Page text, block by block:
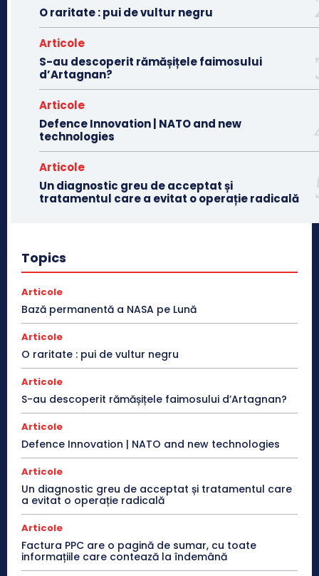
O raritate : pui de vultur negru
Articole
S-au descoperit rămășițele faimosului
d’Artagnan?
Articole
Defence Innovation | NATO and new
technologies
Articole
Un diagnostic greu de acceptat și
tratamentul care a evitat o operație radicală
Topics
Articole
Bază permanentă a NASA pe Lună
Articole
O raritate : pui de vultur negru
Articole
S-au descoperit rămășițele faimosului d’Artagnan?
Articole
Defence Innovation | NATO and new technologies
Articole
Un diagnostic greu de acceptat și tratamentul care
a evitat o operație radicală
Articole
Factura PPC are o pagină de sumar, cu toate
informațiile care contează la îndemână